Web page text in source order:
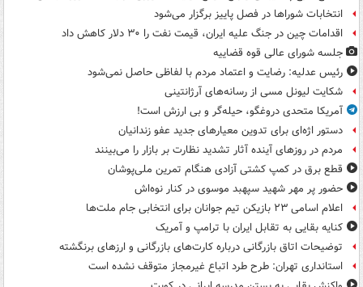
انتخابات شوراها در فصل پاییز برگزار می‌شود
اقدامات چین در جنگ علیه ایران، قیمت نفت را ۳۰ دلار کاهش داد
جلسه شورای عالی قوه قضاییه
رئیس عدلیه: رضایت و اعتماد مردم با لفاظی حاصل نمی‌شود
شکایت لیونل مسی از رسانه‌های آرژانتینی
آمریکا متحدی دروغگو، حیله‌گر و بی ارزش است!
دستور اژه‌ای برای تدوین معیارهای جدید عفو زندانیان
مردم در روزهای آینده آثار تشدید نظارت بر بازار را می‌بینند
قطع برق در کمپ کشتی آزادی هنگام تمرین ملی‌پوشان
حضور پر مهر شهید سپهبد موسوی در کنار نوه‌اش
اعلام اسامی ۲۳ بازیکن تیم جوانان برای انتخابی جام ملت‌ها
کنایه بقایی به تقابل ایران با ترامپ و آمریک
توضیحات اتاق بازرگانی درباره کارت‌های بازرگانی و ارزهای برنگشته
استانداری تهران: طرح طرد اتباع غیرمجاز متوقف نشده است